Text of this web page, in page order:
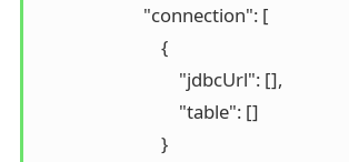
                        "connection": [
                            {
                                "jdbcUrl": [], 						# 连接信息
                                "table": []							# 连接表
                            }